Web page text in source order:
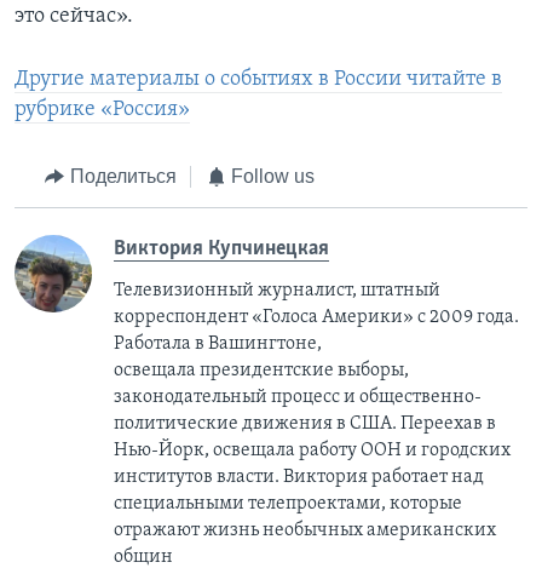
это сейчас».
Другие материалы о событиях в России читайте в
рубрике «Россия»
Поделиться Follow us
Виктория Купчинецкая
Телевизионный журналист, штатный
корреспондент «Голоса Америки» с 2009 года.
Работала в Вашингтоне,
освещала президентские выборы,
законодательный процесс и общественно-
политические движения в США. Переехав в
Нью-Йорк, освещала работу ООН и городских
институтов власти. Виктория работает над
специальными телепроектами, которые
отражают жизнь необычных американских
общин